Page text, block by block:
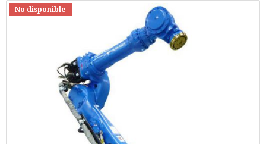
No disponible